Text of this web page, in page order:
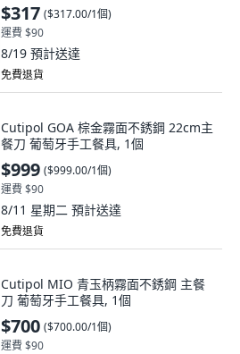
$317 ($317.00/1個)
運費 $90
8/19 預計送達
免費退貨
Cutipol GOA 棕金霧面不銹鋼 22cm主
餐刀 葡萄牙手工餐具, 1個
$999 ($999.00/1個)
運費 $90
8/11 星期二 預計送達
免費退貨
Cutipol MIO 青玉柄霧面不銹鋼 主餐
刀 葡萄牙手工餐具, 1個
$700 ($700.00/1個)
運費 $90